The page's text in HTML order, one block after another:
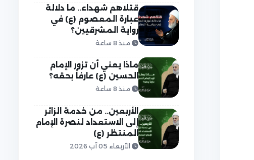
قتلاهم شهداء.. ما دلالة
عبارة المعصوم (ع) في
رواية المشرقيين؟
منذ 8 ساعة
ماذا يعني أن تزور الإمام
الحسين (ع) عارفاً بحقه؟
منذ 8 ساعة
الأربعين.. من خدمة الزائر
إلى الاستعداد لنصرة الإمام
المنتظر (ع)
الأربعاء 05 آب 2026